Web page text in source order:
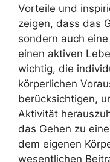
Vorteile und
zeigen, dass das
sondern auch
einen aktiven
wichtig, die
körperlichen
berücksichtigen,
Aktivität
das Gehen zu
dem eigenen
wesentlichen